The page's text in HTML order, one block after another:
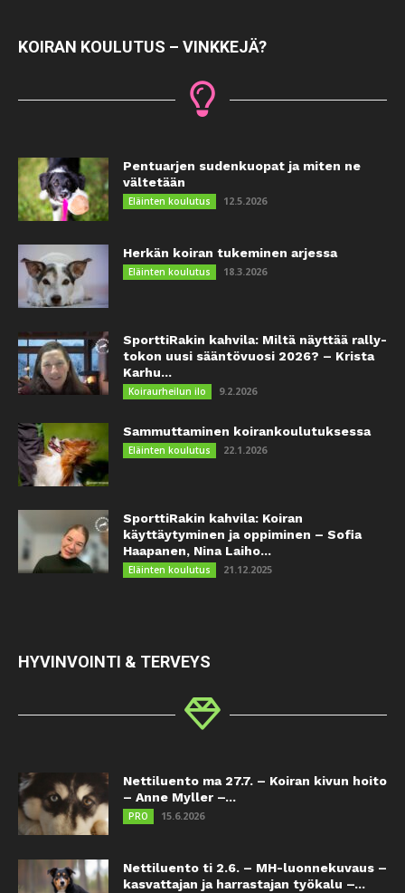
KOIRAN KOULUTUS – VINKKEJÄ?
Pentuarjen sudenkuopat ja miten ne
vältetään
Eläinten koulutus 12.5.2026
Herkän koiran tukeminen arjessa
Eläinten koulutus 18.3.2026
SporttiRakin kahvila: Miltä näyttää rally-
tokon uusi sääntövuosi 2026? – Krista
Karhu...
Koiraurheilun ilo 9.2.2026
Sammuttaminen koirankoulutuksessa
Eläinten koulutus 22.1.2026
SporttiRakin kahvila: Koiran
käyttäytyminen ja oppiminen – Sofia
Haapanen, Nina Laiho...
Eläinten koulutus 21.12.2025
HYVINVOINTI & TERVEYS
Nettiluento ma 27.7. – Koiran kivun hoito
– Anne Myller –...
PRO 15.6.2026
Nettiluento ti 2.6. – MH-luonnekuvaus –
kasvattajan ja harrastajan työkalu –...